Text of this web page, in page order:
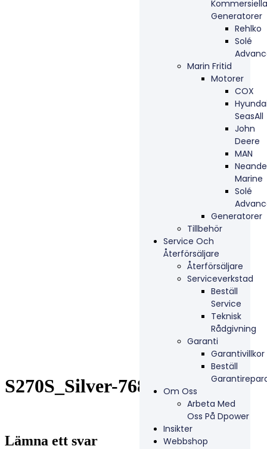
Kommersiella
Generatorer
Rehlko
Solé
Marin Fritid
Motorer
COX
SeasAll
John
Deere
MAN
Marine
Solé
Generatorer
Tillbehör
Service Och
Återförsäljare
Återförsäljare
Serviceverkstad
Beställ
Service
Teknisk
Rådgivning
Garanti
Garantivillkor
Beställ
Om Oss
Arbeta Med
Oss På Dpower
Insikter
Webbshop
S270S_Silver-768×1024
Lämna ett svar